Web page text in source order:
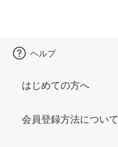
ヘルプ
はじめての方へ
会員登録方法について